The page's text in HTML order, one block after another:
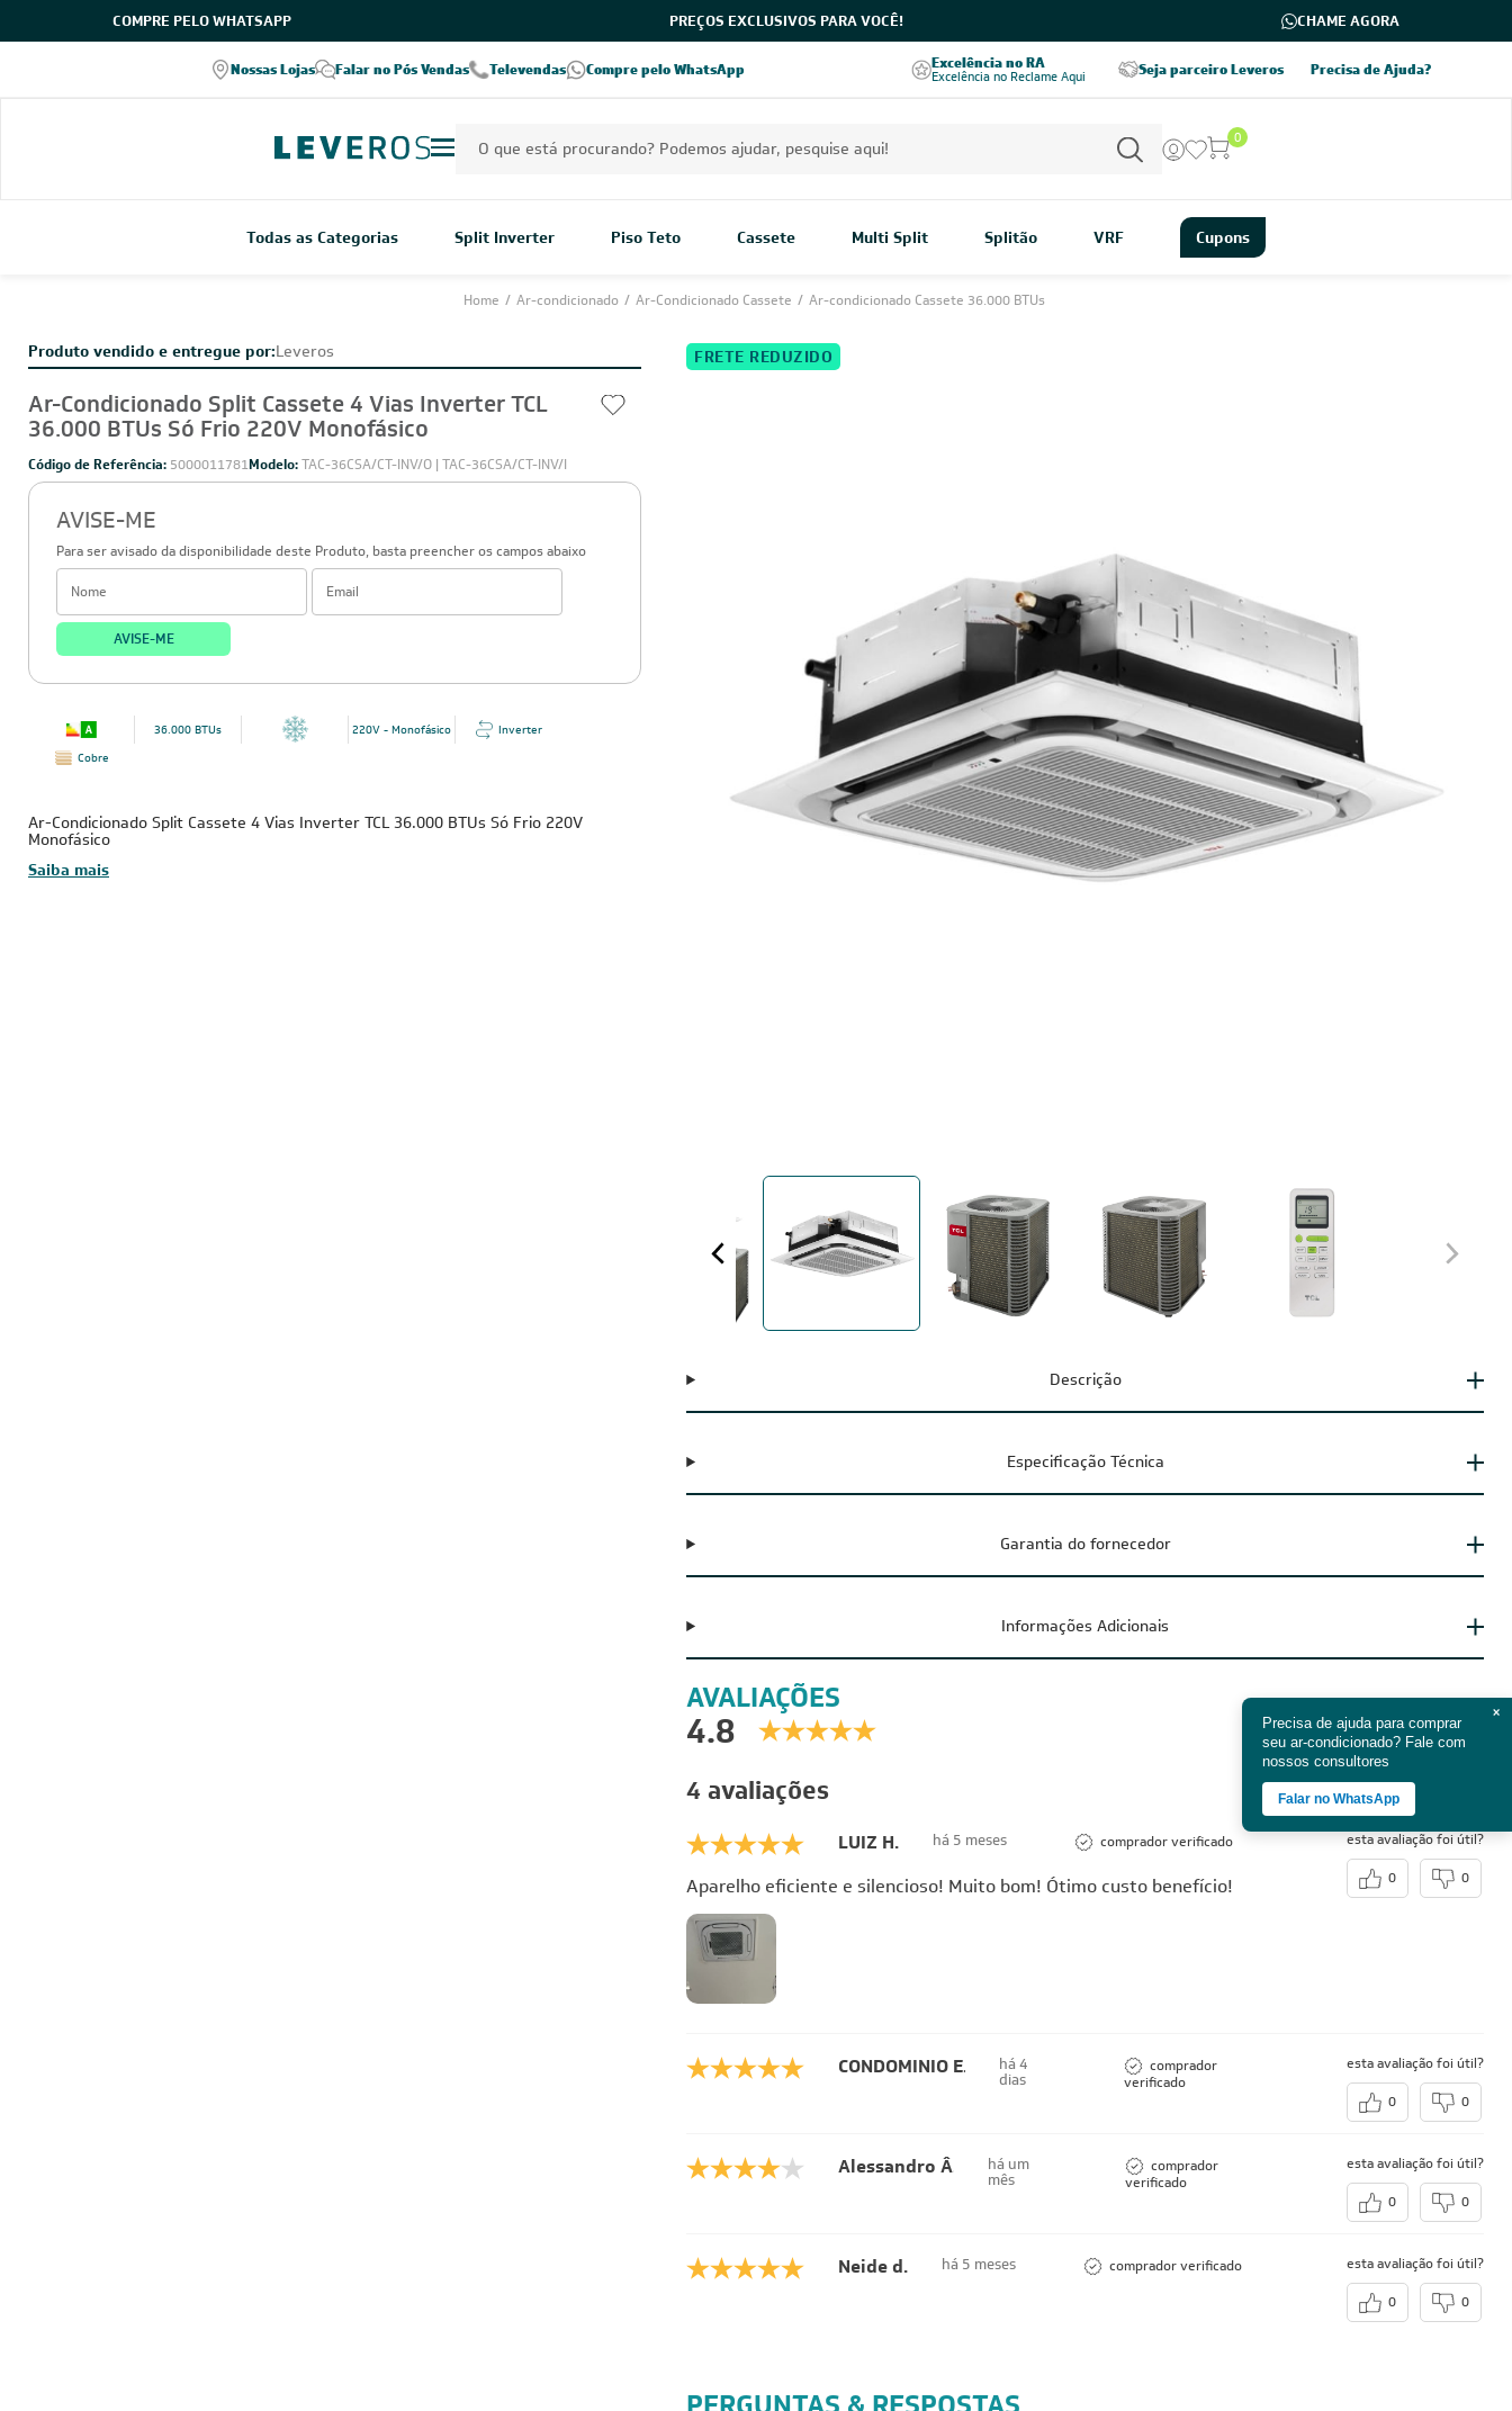
COMPRE PELO WHATSAPP PREÇOS EXCLUSIVOS PARA VOCÊ! CHAME AGORA
Nossas Lojas Falar no Pós Vendas Televendas Compre pelo WhatsApp Precisa de Ajuda?
Seja parceiro Leveros Entrega em todo o Brasil
verifique as modalidades
Parcele em até 8x
sem juros
Excelência no RA
Excelência no Reclame Aqui Seja parceiro Leveros Entrega em todo o Brasil
verifique as modalidades
0
Todas as Categorias Split Inverter Piso Teto Cassete Multi Split Splitão VRF Cupons
Home / Ar-condicionado / Ar-Condicionado Cassete / Ar-condicionado Cassete 36.000 BTUs
Produto vendido e entregue por:Leveros
Ar-Condicionado Split Cassete 4 Vias Inverter TCL
36.000 BTUs Só Frio 220V Monofásico
Código de Referência: 5000011781Modelo:TAC-36CSA/CT-INV/O | TAC-36CSA/CT-INV/I
AVISE-ME
Para ser avisado da disponibilidade deste Produto, basta preencher os campos abaixo
AVISE-ME
36.000 BTUs 220V - Monofásico
Inverter
Cobre
Ar-Condicionado Split Cassete 4 Vias Inverter TCL 36.000 BTUs Só Frio 220V
Monofásico
Saiba mais
FRETE REDUZIDO
Descrição
Especificação Técnica
Garantia do fornecedor
Informações Adicionais
AVALIAÇÕES
4.8 QUERO AVALIAR
4 avaliações Ordenar por
LUIZ H. há 5 meses comprador verificado
Aparelho eficiente e silencioso! Muito bom! Ótimo custo benefício!
esta avaliação foi útil?
0 0
CONDOMINIO E.
há 4
dias
comprador
verificado
esta avaliação foi útil?
0 0
Alessandro Â.
há um
mês
comprador
verificado
esta avaliação foi útil?
0 0
Neide d. há 5 meses comprador verificado esta avaliação foi útil?
0 0
×
Precisa de ajuda para comprar
seu ar-condicionado? Fale com
nossos consultores
Falar no WhatsApp